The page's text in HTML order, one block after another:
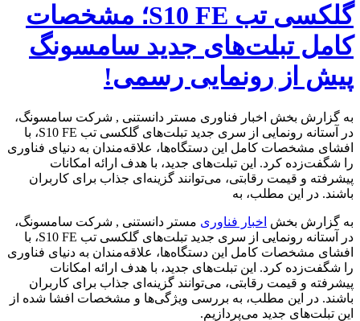
گلکسی تب S10 FE؛ مشخصات
کامل تبلت‌های جدید سامسونگ
پیش از رونمایی رسمی!
به گزارش بخش اخبار فناوری مستر دانستنی , شرکت سامسونگ،
در آستانه رونمایی از سری جدید تبلت‌های گلکسی تب S10 FE، با
افشای مشخصات کامل این دستگاه‌ها، علاقه‌مندان به دنیای فناوری
را شگفت‌زده کرد. این تبلت‌های جدید، با هدف ارائه امکانات
پیشرفته و قیمت رقابتی، می‌توانند گزینه‌ای جذاب برای کاربران
باشند. در این مطلب، به
به گزارش بخش اخبار فناوری مستر دانستنی , شرکت سامسونگ،
در آستانه رونمایی از سری جدید تبلت‌های گلکسی تب S10 FE، با
افشای مشخصات کامل این دستگاه‌ها، علاقه‌مندان به دنیای فناوری
را شگفت‌زده کرد. این تبلت‌های جدید، با هدف ارائه امکانات
پیشرفته و قیمت رقابتی، می‌توانند گزینه‌ای جذاب برای کاربران
باشند. در این مطلب، به بررسی ویژگی‌ها و مشخصات افشا شده از
این تبلت‌های جدید می‌پردازیم.